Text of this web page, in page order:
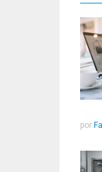
por